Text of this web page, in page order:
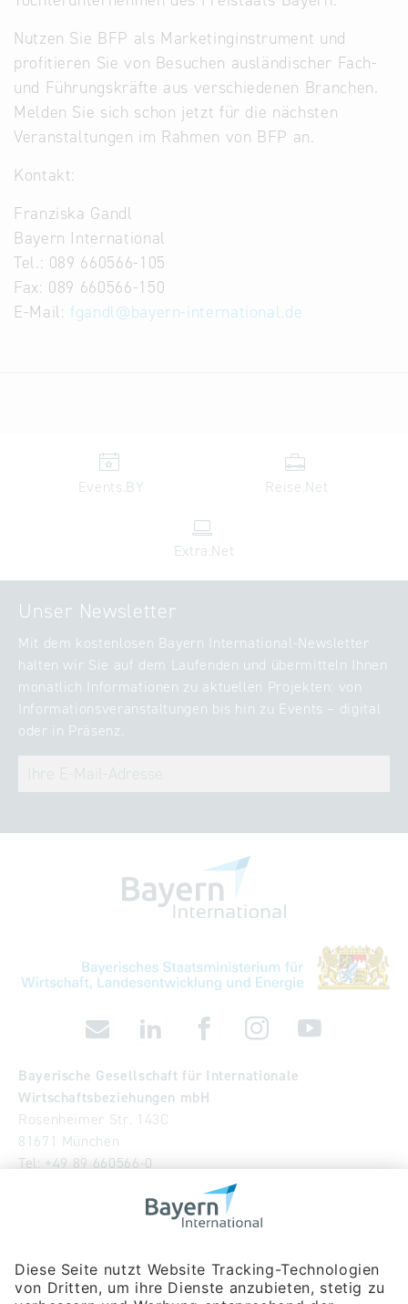
Nutzen Sie BFP als Marketinginstrument und
profitieren Sie von Besuchen ausländischer Fach-
und Führungskräfte aus verschiedenen Branchen.
Melden Sie sich schon jetzt für die nächsten
Veranstaltungen im Rahmen von BFP an.
Kontakt:
Franziska Gandl
Bayern International
Tel.: 089 660566-105
Fax: 089 660566-150
E-Mail:fgandl@bayern-international.de
Events.BY Reise.Net
Extra.Net
Unser Newsletter
Mit dem kostenlosen Bayern International-Newsletter
halten wir Sie auf dem Laufenden und übermitteln Ihnen
monatlich Informationen zu aktuellen Projekten: von
Informationsveranstaltungen bis hin zu Events – digital
oder in Präsenz.
Bayerische Gesellschaft für Internationale
Wirtschaftsbeziehungen mbH
Rosenheimer Str. 143C
81671 München
Tel: +49 89 660566-0
Publikationen
Newsroom